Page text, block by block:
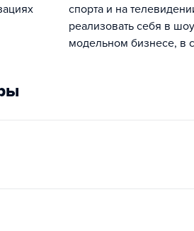
спорта и на
реализовать себя в
модельном бизнесе, в